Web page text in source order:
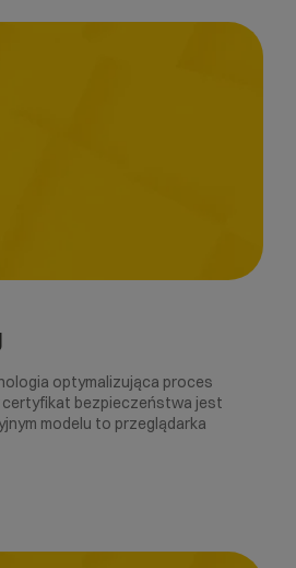
optymalizująca proces
certyfikat bezpieczeństwa jest
modelu to przeglądarka